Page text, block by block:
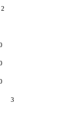
2
3